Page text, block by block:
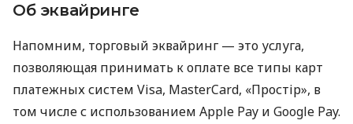
Об эквайринге
Напомним, торговый эквайринг — это услуга,
позволяющая принимать к оплате все типы карт
платежных систем Visa, MasterCard, «Простір», в
том числе с использованием Apple Pay и Google Pay.